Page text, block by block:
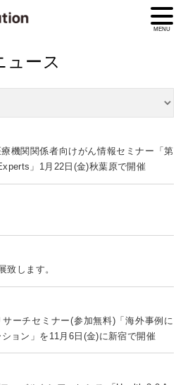
MENU
ュース
機関関係者向けがん情報セミナー「第
」1月22日(金)秋葉原で開催
致します。
ーチセミナー(参加無料)「海外事例に
ョン」を11月6日(金)に新宿で開催